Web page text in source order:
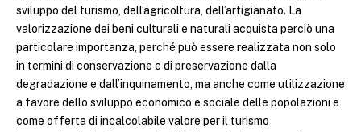
sviluppo del turismo, dell’agricoltura, dell’artigianato. La
valorizzazione dei beni culturali e naturali acquista perciò una
particolare importanza, perché può essere realizzata non solo
in termini di conservazione e di preservazione dalla
degradazione e dall’inquinamento, ma anche come utilizzazione
a favore dello sviluppo economico e sociale delle popolazioni e
come offerta di incalcolabile valore per il turismo